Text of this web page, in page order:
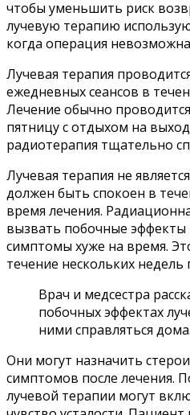
чтобы уменьшить риск
лучевую терапию
когда операция
Лучевая терапия
ежедневных сеансов в
Лечение обычно
пятницу с отдыхом на
радиотерапия тщательно
Лучевая терапия не
должен быть спокоен в
время лечения.
вызвать побочные эффекты
симптомы хуже на время.
течение нескольких недель
Врач и медсестра
побочных эффектах
ними справляться дома.
Они могут назначить
симптомов после лечения.
лучевой терапии могут